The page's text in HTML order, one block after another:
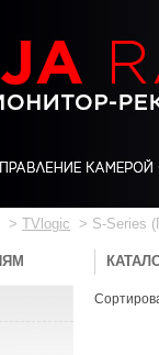
> TVlogic > S-Series